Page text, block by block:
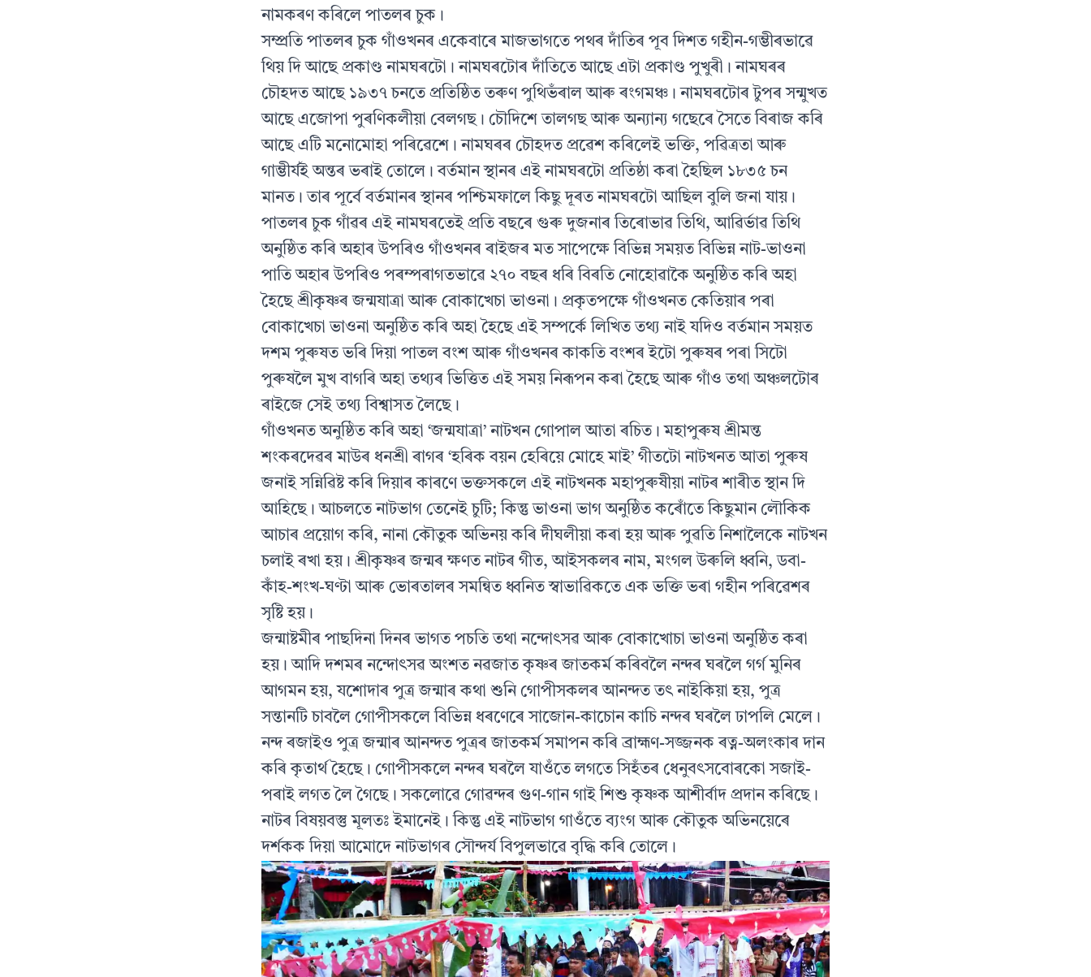
নামকৰণ কৰিলে পাতলৰ চুক।
সম্প্রতি পাতলৰ চুক গাঁওখনৰ একেবাৰে মাজভাগতে পথৰ দাঁতিৰ পূব দিশত গহীন-গম্ভীৰভাৱে
থিয় দি আছে প্রকাণ্ড নামঘৰটো। নামঘৰটোৰ দাঁতিতে আছে এটা প্রকাণ্ড পুখুৰী। নামঘৰৰ
চৌহদত আছে ১৯৩৭ চনতে প্রতিষ্ঠিত তৰুণ পুথিভঁৰাল আৰু ৰংগমঞ্চ। নামঘৰটোৰ টুপৰ সন্মুখত
আছে এজোপা পুৰণিকলীয়া বেলগছ। চৌদিশে তালগছ আৰু অন্যান্য গছেৰে সৈতে বিৰাজ কৰি
আছে এটি মনোমোহা পৰিৱেশে। নামঘৰৰ চৌহদত প্রৱেশ কৰিলেই ভক্তি, পৱিত্ৰতা আৰু
গাম্ভীর্যই অন্তৰ ভৰাই তোলে। বর্তমান স্থানৰ এই নামঘৰটো প্রতিষ্ঠা কৰা হৈছিল ১৮৩৫ চন
মানত। তাৰ পূর্বে বর্তমানৰ স্থানৰ পশ্চিমফালে কিছু দূৰত নামঘৰটো আছিল বুলি জনা যায়।
পাতলৰ চুক গাঁৱৰ এই নামঘৰতেই প্রতি বছৰে গুৰু দুজনাৰ তিৰোভাৱ তিথি, আৱিৰ্ভাৱ তিথি
অনুষ্ঠিত কৰি অহাৰ উপৰিও গাঁওখনৰ ৰাইজৰ মত সাপেক্ষে বিভিন্ন সময়ত বিভিন্ন নাট-ভাওনা
পাতি অহাৰ উপৰিও পৰম্পৰাগতভাৱে ২৭০ বছৰ ধৰি বিৰতি নোহোৱাকৈ অনুষ্ঠিত কৰি অহা
হৈছে শ্ৰীকৃষ্ণৰ জন্মযাত্ৰা আৰু বোকাখেচা ভাওনা। প্রকৃতপক্ষে গাঁওখনত কেতিয়াৰ পৰা
বোকাখেচা ভাওনা অনুষ্ঠিত কৰি অহা হৈছে এই সম্পর্কে লিখিত তথ্য নাই যদিও বর্তমান সময়ত
দশম পুৰুষত ভৰি দিয়া পাতল বংশ আৰু গাঁওখনৰ কাকতি বংশৰ ইটো পুৰুষৰ পৰা সিটো
পুৰুষলৈ মুখ বাগৰি অহা তথ্যৰ ভিত্তিত এই সময় নিৰূপন কৰা হৈছে আৰু গাঁও তথা অঞ্চলটোৰ
ৰাইজে সেই তথ্য বিশ্বাসত লৈছে।
গাঁওখনত অনুষ্ঠিত কৰি অহা ‘জন্মযাত্রা’ নাটখন গোপাল আতা ৰচিত। মহাপুৰুষ শ্ৰীমন্ত
শংকৰদেৱৰ মাউৰ ধনশ্রী ৰাগৰ ‘হৰিক বয়ন হেৰিয়ে মোহে মাই’ গীতটো নাটখনত আতা পুৰুষ
জনাই সন্নিৱিষ্ট কৰি দিয়াৰ কাৰণে ভক্তসকলে এই নাটখনক মহাপুৰুষীয়া নাটৰ শাৰীত স্থান দি
আহিছে। আচলতে নাটভাগ তেনেই চুটি; কিন্তু ভাওনা ভাগ অনুষ্ঠিত কৰোঁতে কিছুমান লৌকিক
আচাৰ প্ৰয়োগ কৰি, নানা কৌতুক অভিনয় কৰি দীঘলীয়া কৰা হয় আৰু পুৱতি নিশালৈকে নাটখন
চলাই ৰখা হয়। শ্রীকৃষ্ণৰ জন্মৰ ক্ষণত নাটৰ গীত, আইসকলৰ নাম, মংগল উৰুলি ধ্বনি, ডবা-
কাঁহ-শংখ-ঘণ্টা আৰু ভোৰতালৰ সমন্বিত ধ্বনিত স্বাভাৱিকতে এক ভক্তি ভৰা গহীন পৰিৱেশৰ
সৃষ্টি হয়।
জন্মাষ্টমীৰ পাছদিনা দিনৰ ভাগত পচতি তথা নন্দোৎসৱ আৰু বোকাখোচা ভাওনা অনুষ্ঠিত কৰা
হয়। আদি দশমৰ নন্দোৎসৱ অংশত নৱজাত কৃষ্ণৰ জাতকর্ম কৰিবলৈ নন্দৰ ঘৰলৈ গর্গ মুনিৰ
আগমন হয়, যশোদাৰ পুত্র জন্মাৰ কথা শুনি গোপীসকলৰ আনন্দত তৎ নাইকিয়া হয়, পুত্র
সন্তানটি চাবলৈ গোপীসকলে বিভিন্ন ধৰণেৰে সাজোন-কাচোন কাচি নন্দৰ ঘৰলৈ ঢাপলি মেলে।
নন্দ ৰজাইও পুত্র জন্মাৰ আনন্দত পুত্ৰৰ জাতকর্ম সমাপন কৰি ব্ৰাহ্মণ-সজ্জনক ৰত্ন-অলংকাৰ দান
কৰি কৃতাৰ্থ হৈছে। গোপীসকলে নন্দৰ ঘৰলৈ যাওঁতে লগতে সিহঁতৰ ধেনুবৎসবোৰকো সজাই-
পৰাই লগত লৈ গৈছে। সকলোৱে গোৱন্দৰ গুণ-গান গাই শিশু কৃষ্ণক আশীর্বাদ প্রদান কৰিছে।
নাটৰ বিষয়বস্তু মূলতঃ ইমানেই। কিন্তু এই নাটভাগ গাওঁতে ব্যংগ আৰু কৌতুক অভিনয়েৰে
দৰ্শকক দিয়া আমোদে নাটভাগৰ সৌন্দর্য বিপুলভাৱে বৃদ্ধি কৰি তোলে।